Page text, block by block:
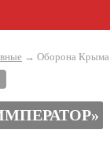
→ Оборона Крыма